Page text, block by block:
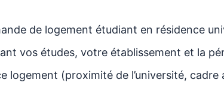
de logement étudiant en résidence
vos études, votre établissement et la
logement (proximité de l’université, cadre